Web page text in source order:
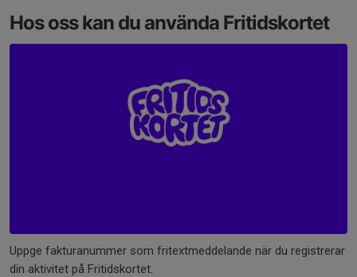
Hos oss kan du använda Fritidskortet
Uppge fakturanummer som fritextmeddelande när du registrerar
din aktivitet på Fritidskortet.